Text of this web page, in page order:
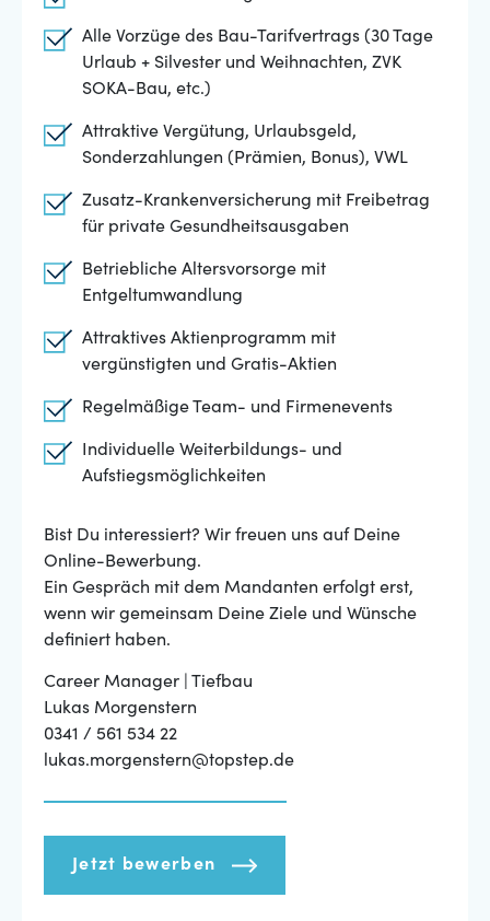
Alle Vorzüge des Bau-Tarifvertrags (30 Tage
Urlaub + Silvester und Weihnachten, ZVK
SOKA-Bau, etc.)
Attraktive Vergütung, Urlaubsgeld,
Sonderzahlungen (Prämien, Bonus), VWL
Zusatz-Krankenversicherung mit Freibetrag
für private Gesundheitsausgaben
Betriebliche Altersvorsorge mit
Entgeltumwandlung
Attraktives Aktienprogramm mit
vergünstigten und Gratis-Aktien
Regelmäßige Team- und Firmenevents
Individuelle Weiterbildungs- und
Aufstiegsmöglichkeiten
Bist Du interessiert? Wir freuen uns auf Deine
Online-Bewerbung.
Ein Gespräch mit dem Mandanten erfolgt erst,
wenn wir gemeinsam Deine Ziele und Wünsche
definiert haben.
Career Manager | Tiefbau
Lukas Morgenstern
0341 / 561 534 22
lukas.morgenstern@topstep.de
Jetzt bewerben